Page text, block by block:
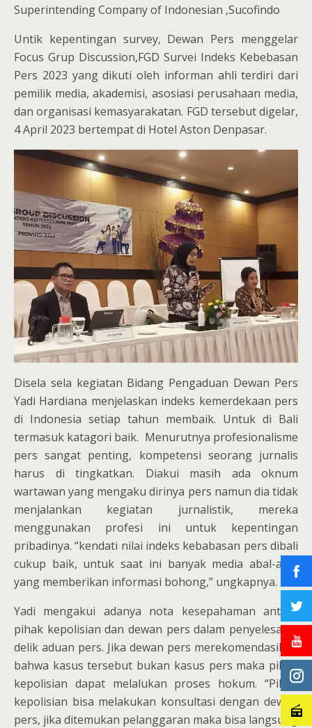
Superintending Company of Indonesian ,Sucofindo
Untik kepentingan survey, Dewan Pers menggelar
Focus Grup Discussion,FGD Survei Indeks Kebebasan
Pers 2023 yang dikuti oleh informan ahli terdiri dari
pemilik media, akademisi, asosiasi perusahaan media,
dan organisasi kemasyarakatan. FGD tersebut digelar,
4 April 2023 bertempat di Hotel Aston Denpasar.
Disela sela kegiatan Bidang Pengaduan Dewan Pers
Yadi Hardiana menjelaskan indeks kemerdekaan pers
di Indonesia setiap tahun membaik. Untuk di Bali
termasuk katagori baik. Menurutnya profesionalisme
pers sangat penting, kompetensi seorang jurnalis
harus di tingkatkan. Diakui masih ada oknum
wartawan yang mengaku dirinya pers namun dia tidak
menjalankan kegiatan jurnalistik, mereka
menggunakan profesi ini untuk kepentingan
pribadinya. “kendati nilai indeks kebabasan pers dibali
cukup baik, untuk saat ini banyak media abal-abal
yang memberikan informasi bohong,” ungkapnya.
Yadi mengakui adanya nota kesepahaman antara
pihak kepolisian dan dewan pers dalam penyelesaian
delik aduan pers. Jika dewan pers merekomendasikan
bahwa kasus tersebut bukan kasus pers maka pihak
kepolisian dapat melalukan proses hokum. “Pihak
kepolisian bisa melakukan konsultasi dengan dewan
pers, jika ditemukan pelanggaran maka bisa langsung